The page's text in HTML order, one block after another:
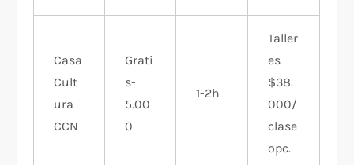
Casa
Cult
ura
CCN
Grati
s-
5.00
0 ​
1-2h
Taller
es
$38.
000/
clase
opc.